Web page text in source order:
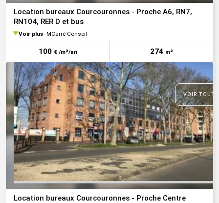
Location bureaux Courcouronnes - Proche A6, RN7,
RN104, RER D et bus
Voir plus MCarré Conseil
100 € /m²/an 274 m²
VOIR
Location bureaux Courcouronnes - Proche Centre